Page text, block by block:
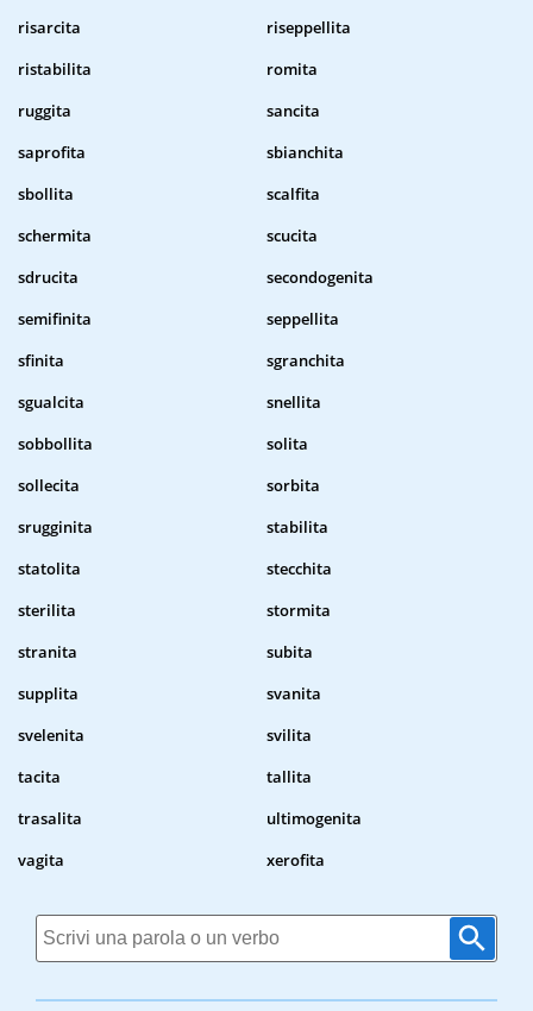
risarcita
riseppellita
ristabilita
romita
ruggita
sancita
saprofita
sbianchita
sbollita
scalfita
schermita
scucita
sdrucita
secondogenita
semifinita
seppellita
sfinita
sgranchita
sgualcita
snellita
sobbollita
solita
sollecita
sorbita
srugginita
stabilita
statolita
stecchita
sterilita
stormita
stranita
subita
supplita
svanita
svelenita
svilita
tacita
tallita
trasalita
ultimogenita
vagita
xerofita